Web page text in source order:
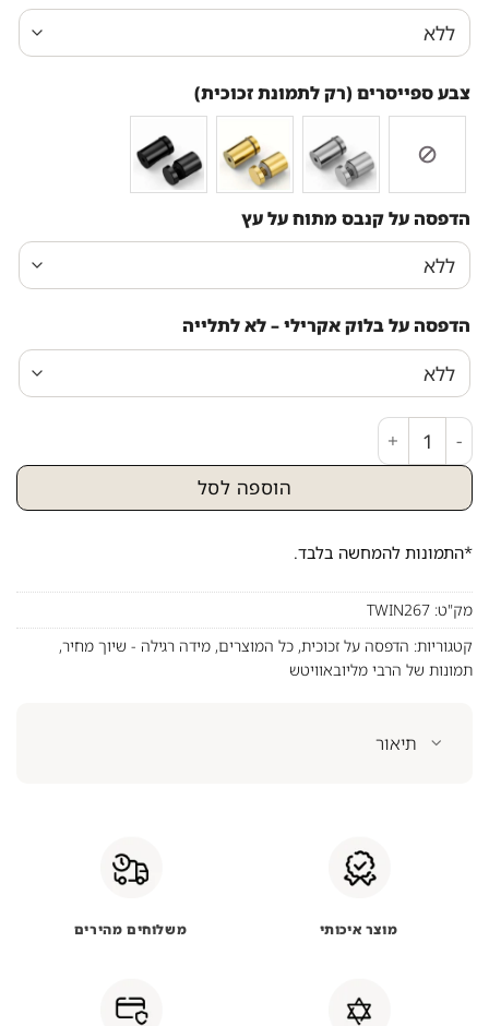
צבע ספייסרים (רק לתמונת זכוכית)
הדפסה על קנבס מתוח על עץ
הדפסה על בלוק אקרילי – לא לתלייה
כמות של ציור גרפיטי צבעוני של הרבי מליובאוויטש
הוספה לסל
*התמונות להמחשה בלבד.
מק"ט: TWIN267
קטגוריות: הדפסה על זכוכית, כל המוצרים, מידה רגילה - שיוך מחיר,
תמונות של הרבי מליובאוויטש
תיאור
מוצר איכותי משלוחים מהירים